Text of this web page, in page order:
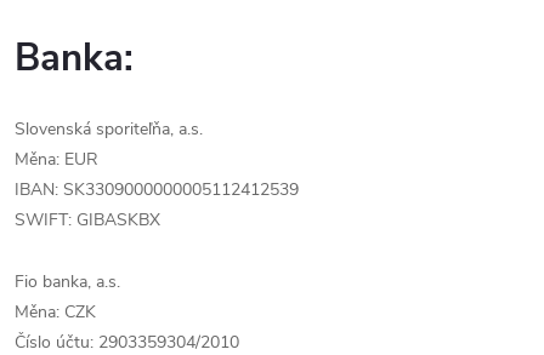
Banka:
Slovenská sporiteľňa, a.s.
Měna: EUR
IBAN: SK3309000000005112412539
SWIFT: GIBASKBX
Fio banka, a.s.
Měna: CZK
Číslo účtu: 2903359304/2010